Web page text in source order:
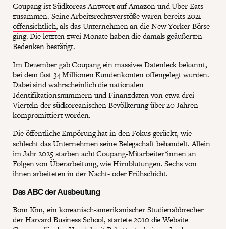
Coupang ist Südkoreas Antwort auf Amazon und Uber Eats
zusammen. Seine Arbeitsrechtsverstöße waren bereits 2021
offensichtlich, als das Unternehmen an die New Yorker Börse
ging. Die letzten zwei Monate haben die damals geäußerten
Bedenken bestätigt.
Im Dezember gab Coupang ein massives Datenleck bekannt,
bei dem fast 34 Millionen Kundenkonten offengelegt wurden.
Dabei sind wahrscheinlich die nationalen
Identifikationsnummern und Finanzdaten von etwa drei
Vierteln der südkoreanischen Bevölkerung über 20 Jahren
kompromittiert worden.
Die öffentliche Empörung hat in den Fokus gerückt, wie
schlecht das Unternehmen seine Belegschaft behandelt. Allein
im Jahr 2025starbenacht Coupang-Mitarbeiter*innen an
Folgen von Überarbeitung, wie Hirnblutungen. Sechs von
ihnen arbeiteten in der Nacht- oder Frühschicht.
Das ABC der Ausbeutung
Bom Kim, ein koreanisch-amerikanischer Studienabbrecher
der Harvard Business School, startete 2010 die Website